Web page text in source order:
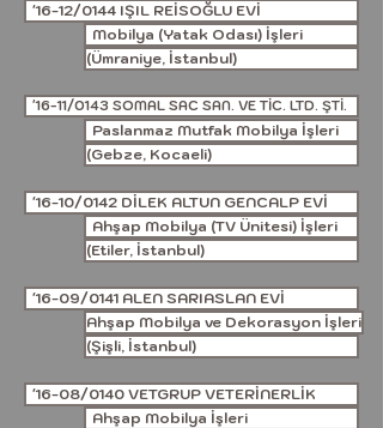
'16-12/0144 IŞIL REİSOĞLU EVİ
Mobilya (Yatak Odası) İşleri
(Ümraniye, İstanbul)
'16-11/0143 SOMAL SAC SAN. VE TİC. LTD. ŞTİ.
Paslanmaz Mutfak Mobilya İşleri
(Gebze, Kocaeli)
'16-10/0142 DİLEK ALTUN GENCALP EVİ
Ahşap Mobilya (TV Ünitesi) İşleri
(Etiler, İstanbul)
'16-09/0141 ALEN SARIASLAN EVİ
Ahşap Mobilya ve Dekorasyon İşleri
(Şişli, İstanbul)
'16-08/0140 VETGRUP VETERİNERLİK
Ahşap Mobilya İşleri